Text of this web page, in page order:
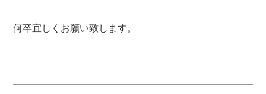
何卒宜しくお願い致します。